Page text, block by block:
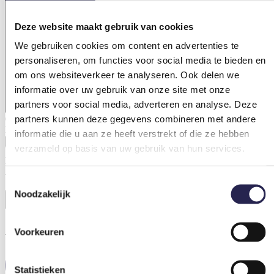
Deze website maakt gebruik van cookies
We gebruiken cookies om content en advertenties te
personaliseren, om functies voor social media te bieden en
om ons websiteverkeer te analyseren. Ook delen we
informatie over uw gebruik van onze site met onze
partners voor social media, adverteren en analyse. Deze
partners kunnen deze gegevens combineren met andere
informatie die u aan ze heeft verstrekt of die ze hebben
verzameld op basis van uw gebruik van hun services.
Noodzakelijk
Voorkeuren
Statistieken
0 van 500 max. aantal karakters
Bestand
Max. bestandsgrootte: 64 MB.
Algemene informatie